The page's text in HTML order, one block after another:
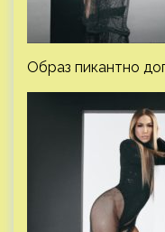
Образ пикантно